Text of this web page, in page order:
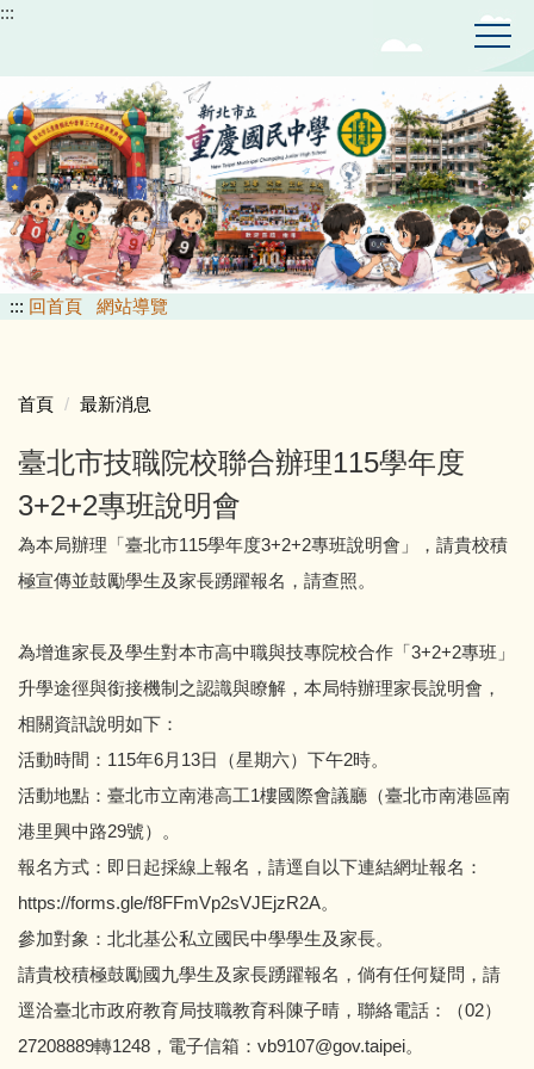
跳
內
容
區
:::
::: 回首頁 網站導覽
首頁 最新消息
臺北市技職院校聯合辦理115學年度
3+2+2專班說明會
為本局辦理「臺北市115學年度3+2+2專班說明會」，請貴校積
極宣傳並鼓勵學生及家長踴躍報名，請查照。
為增進家長及學生對本市高中職與技專院校合作「3+2+2專班」
升學途徑與銜接機制之認識與瞭解，本局特辦理家長說明會，
相關資訊說明如下：
活動時間：115年6月13日（星期六）下午2時。
活動地點：臺北市立南港高工1樓國際會議廳（臺北市南港區南
港里興中路29號）。
報名方式：即日起採線上報名，請逕自以下連結網址報名：
https://forms.gle/f8FFmVp2sVJEjzR2A。
參加對象：北北基公私立國民中學學生及家長。
請貴校積極鼓勵國九學生及家長踴躍報名，倘有任何疑問，請
逕洽臺北市政府教育局技職教育科陳子晴，聯絡電話：（02）
27208889轉1248，電子信箱：vb9107@gov.taipei。